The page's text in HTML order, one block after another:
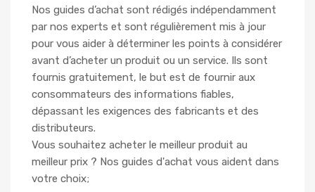
Nos guides d’achat sont rédigés indépendamment
par nos experts et sont régulièrement mis à jour
pour vous aider à déterminer les points à considérer
avant d’acheter un produit ou un service. Ils sont
fournis gratuitement, le but est de fournir aux
consommateurs des informations fiables,
dépassant les exigences des fabricants et des
distributeurs.
Vous souhaitez acheter le meilleur produit au
meilleur prix ? Nos guides d'achat vous aident dans
votre choix;